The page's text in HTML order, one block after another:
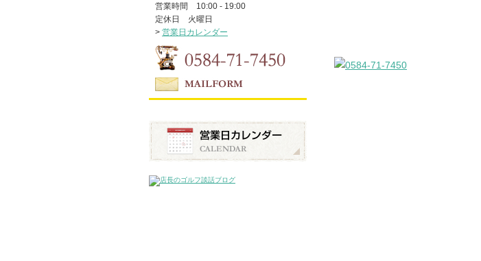
営業時間 10:00 - 19:00
定休日 火曜日
> 営業日カレンダー